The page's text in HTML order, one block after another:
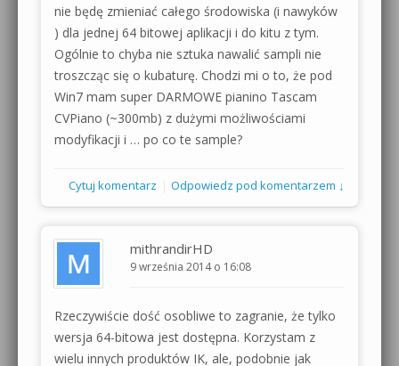
nie będę zmieniać całego środowiska (i nawyków
) dla jednej 64 bitowej aplikacji i do kitu z tym.
Ogólnie to chyba nie sztuka nawalić sampli nie
troszcząc się o kubaturę. Chodzi mi o to, że pod
Win7 mam super DARMOWE pianino Tascam
CVPiano (~300mb) z dużymi możliwościami
modyfikacji i … po co te sample?
Cytuj komentarz Odpowiedz pod komentarzem ↓
mithrandirHD
9 września 2014 o 16:08
Rzeczywiście dość osobliwe to zagranie, że tylko
wersja 64-bitowa jest dostępna. Korzystam z
wielu innych produktów IK, ale, podobnie jak